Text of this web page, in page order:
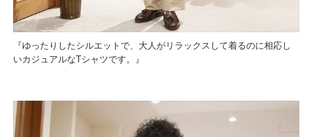
『ゆったりしたシルエットで、大人がリラックスして着るのに相応し
いカジュアルなTシャツです。』